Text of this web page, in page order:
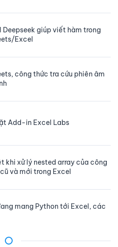
Deepseek giúp viết hàm trong
Excel
công thức tra cứu phiên âm
Add-in Excel Labs
khi xử lý nested array của công
và mới trong Excel
mang Python tới Excel, các